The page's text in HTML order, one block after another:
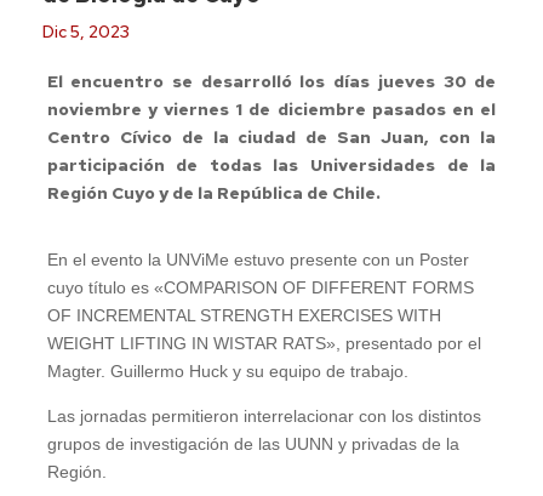
Dic 5, 2023
El encuentro se desarrolló los días jueves 30 de
noviembre y viernes 1 de diciembre pasados en el
Centro Cívico de la ciudad de San Juan, con la
participación de todas las Universidades de la
Región Cuyo y de la República de Chile.
En el evento la UNViMe estuvo presente con un Poster
cuyo título es «COMPARISON OF DIFFERENT FORMS
OF INCREMENTAL STRENGTH EXERCISES WITH
WEIGHT LIFTING IN WISTAR RATS», presentado por el
Magter. Guillermo Huck y su equipo de trabajo.
Las jornadas permitieron interrelacionar con los distintos
grupos de investigación de las UUNN y privadas de la
Región.